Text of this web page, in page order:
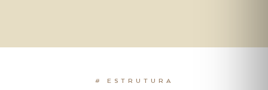
# ESTRUTURA